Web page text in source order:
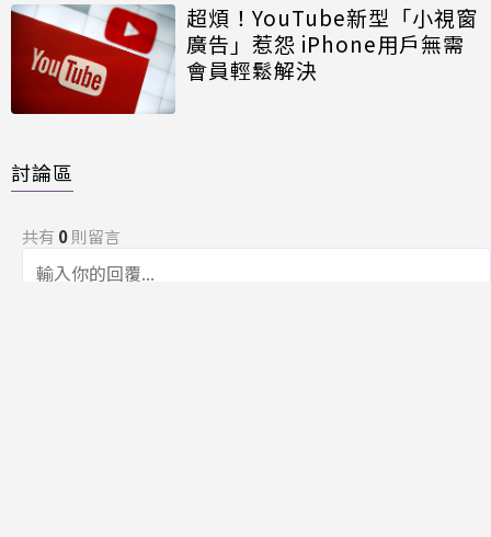
超煩！YouTube新型「小視窗
廣告」惹怨 iPhone用戶無需
會員輕鬆解決
討論區
共有 0則留言